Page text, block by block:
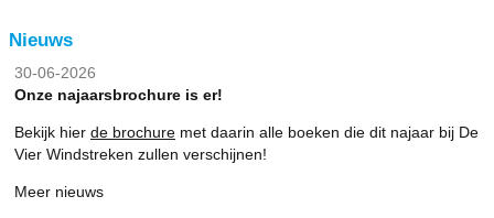
Nieuws
30-06-2026
Onze najaarsbrochure is er!
Bekijk hier de brochure met daarin alle boeken die dit najaar bij De
Vier Windstreken zullen verschijnen!
Meer nieuws